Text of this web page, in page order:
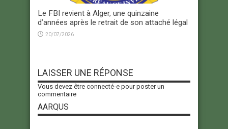
Le FBI revient à Alger, une quinzaine
d’années après le retrait de son attaché légal
20/07/2026
LAISSER UNE RÉPONSE
Vous devez être connecté-e pour poster un
commentaire
AARQUS